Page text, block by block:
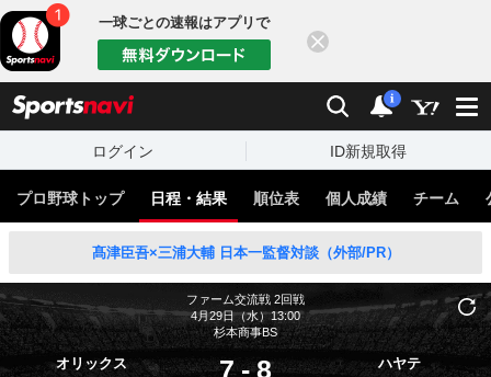
一球ごとの速報はアプリで
検索 通知
i
ログイン ID新規取得
プロ野球トップ 日程・結果 順位表 個人成績 チーム
髙津臣吾×三浦大輔 日本一監督対談（外部/PR）
ファーム交流戦 2回戦
4月29日（水）13:00
杉本商事BS
オリックス 7 - 8 ハヤテ